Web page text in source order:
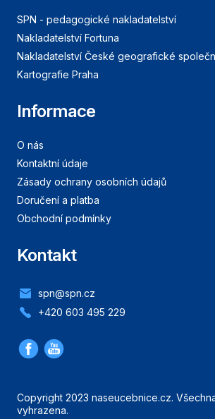
SPN - pedagogické nakladatelství
Nakladatelství Fortuna
Nakladatelství České geografické
Kartografie Praha
Informace
O nás
Kontaktní údaje
Zásady ochrany osobních údajů
Doručení a platba
Obchodní podmínky
Kontakt
spn@spn.cz
+420 603 495 229
Copyright 2023 naseucebnice.cz.
vyhrazena.